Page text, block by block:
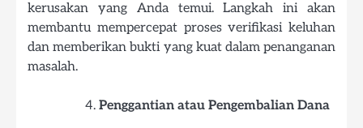
kerusakan yang Anda temui. Langkah ini akan
membantu mempercepat proses verifikasi keluhan
dan memberikan bukti yang kuat dalam penanganan
masalah.
Penggantian atau Pengembalian Dana